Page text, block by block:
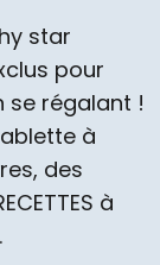
star
pour
se régalant !
à
des
à